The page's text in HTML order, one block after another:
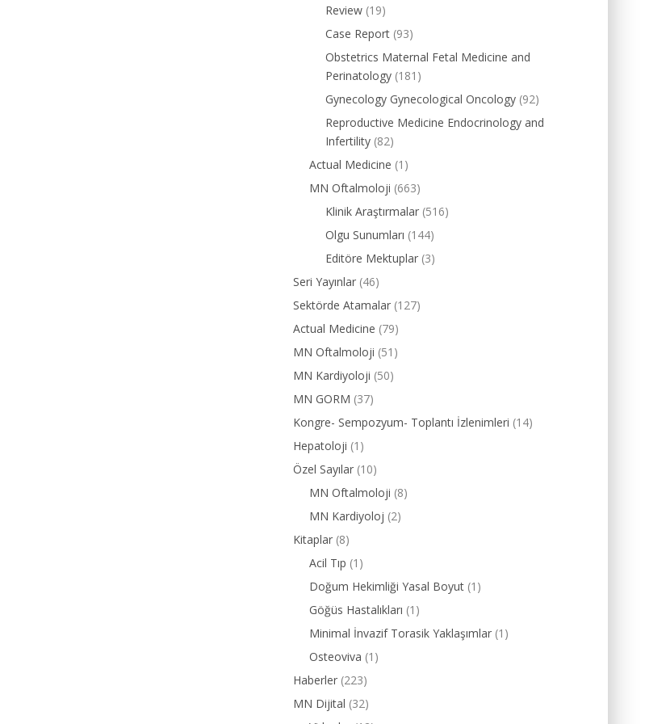
Review (19)
Case Report (93)
Obstetrics Maternal Fetal Medicine and
Perinatology (181)
Gynecology Gynecological Oncology (92)
Reproductive Medicine Endocrinology and
Infertility (82)
Actual Medicine (1)
MN Oftalmoloji (663)
Klinik Araştırmalar (516)
Olgu Sunumları (144)
Editöre Mektuplar (3)
Seri Yayınlar (46)
Sektörde Atamalar (127)
Actual Medicine (79)
MN Oftalmoloji (51)
MN Kardiyoloji (50)
MN GORM (37)
Kongre- Sempozyum- Toplantı İzlenimleri (14)
Hepatoloji (1)
Özel Sayılar (10)
MN Oftalmoloji (8)
MN Kardiyoloj (2)
Kitaplar (8)
Acil Tıp (1)
Doğum Hekimliği Yasal Boyut (1)
Göğüs Hastalıkları (1)
Minimal İnvazif Torasik Yaklaşımlar (1)
Osteoviva (1)
Haberler (223)
MN Dijital (32)